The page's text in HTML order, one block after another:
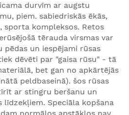
durvīm ar augstu
piem. sabiedriskās ēkās,
sporta kompleksos. Retos
tērauda virsmas var
pēdas un iespējami rūsas
dēvēti par "gaisa rūsu" - tā
bet gan no apkārtējās
peldbaseinā). šos rūsas
ar stingru beršanu un
līdzekļiem. Speciāla kopšana